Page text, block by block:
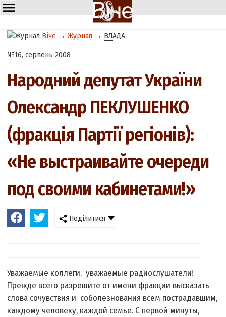
Віче →Журнал → ВЛАДА
№16, серпень 2008
Народний депутат України
Олександр ПЕКЛУШЕНКО
(фракція Партії регіонів):
«Не выстраивайте очереди
под своими кабинетами!»
Поділитися
Уважаемые коллеги, уважаемые радиослушатели!
Прежде всего разрешите от имени фракции высказать
слова сочувствия и соболезнования всем пострадавшим,
каждому человеку, каждой семье. С первой минуты,